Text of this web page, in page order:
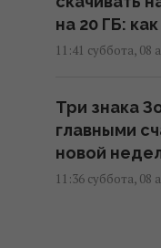
на 20 ГБ:
11:41 суббота, 08
Три знака
главными
новой
11:36 суббота, 08